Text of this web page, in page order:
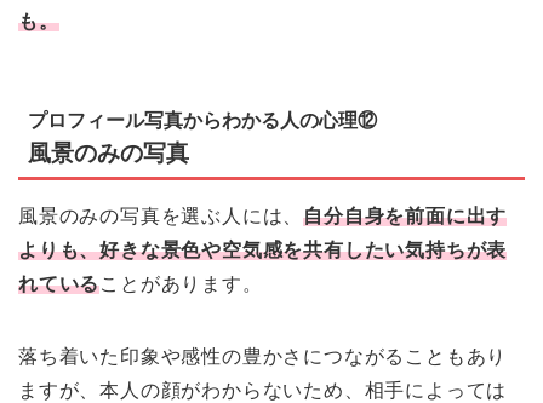
も。
プロフィール写真からわかる人の心理⑫
風景のみの写真
風景のみの写真を選ぶ人には、自分自身を前面に出す
よりも、好きな景色や空気感を共有したい気持ちが表
れていることがあります。
落ち着いた印象や感性の豊かさにつながることもあり
ますが、本人の顔がわからないため、相手によっては